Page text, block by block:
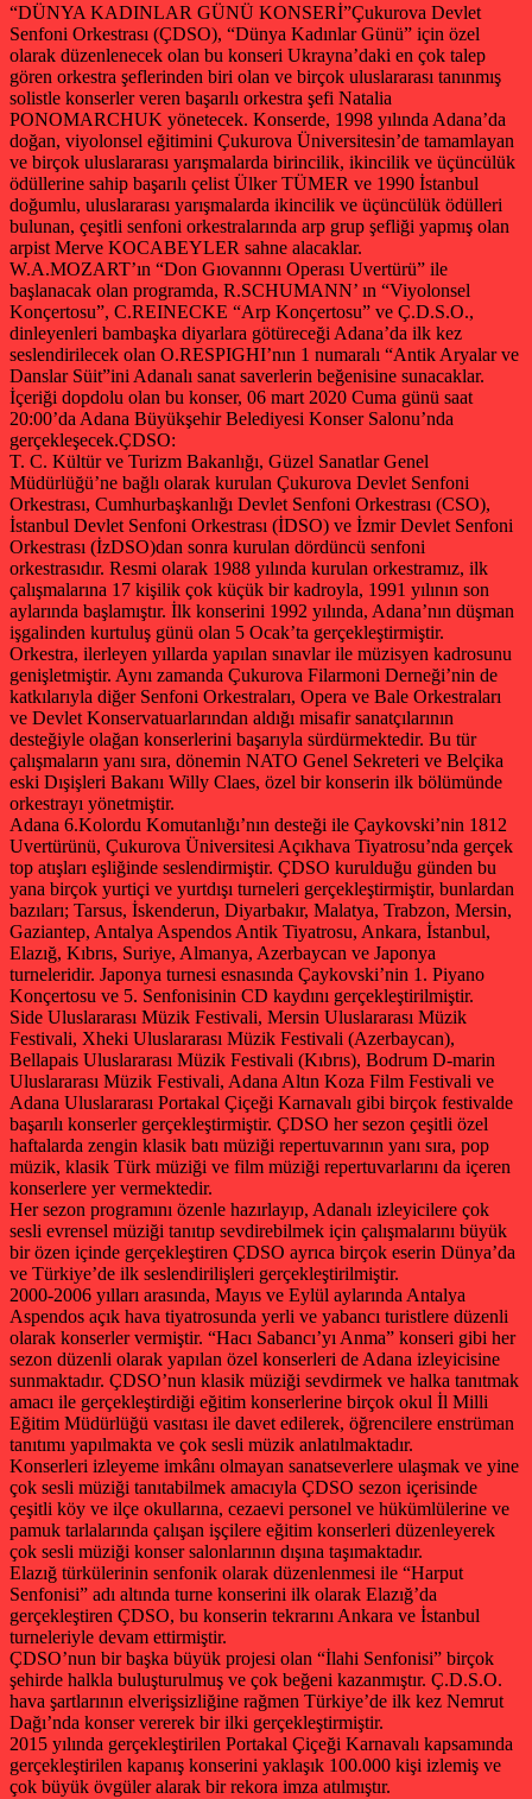
“DÜNYA KADINLAR GÜNÜ KONSERİ”Çukurova Devlet
Senfoni Orkestrası (ÇDSO), “Dünya Kadınlar Günü” için özel
olarak düzenlenecek olan bu konseri Ukrayna’daki en çok talep
gören orkestra şeflerinden biri olan ve birçok uluslararası tanınmış
solistle konserler veren başarılı orkestra şefi Natalia
PONOMARCHUK yönetecek. Konserde, 1998 yılında Adana’da
doğan, viyolonsel eğitimini Çukurova Üniversitesin’de tamamlayan
ve birçok uluslararası yarışmalarda birincilik, ikincilik ve üçüncülük
ödüllerine sahip başarılı çelist Ülker TÜMER ve 1990 İstanbul
doğumlu, uluslararası yarışmalarda ikincilik ve üçüncülük ödülleri
bulunan, çeşitli senfoni orkestralarında arp grup şefliği yapmış olan
arpist Merve KOCABEYLER sahne alacaklar.
W.A.MOZART’ın “Don Gıovannnı Operası Uvertürü” ile
başlanacak olan programda, R.SCHUMANN’ ın “Viyolonsel
Konçertosu”, C.REINECKE “Arp Konçertosu” ve Ç.D.S.O.,
dinleyenleri bambaşka diyarlara götüreceği Adana’da ilk kez
seslendirilecek olan O.RESPIGHI’nın 1 numaralı “Antik Aryalar ve
Danslar Süit”ini Adanalı sanat saverlerin beğenisine sunacaklar.
İçeriği dopdolu olan bu konser, 06 mart 2020 Cuma günü saat
20:00’da Adana Büyükşehir Belediyesi Konser Salonu’nda
gerçekleşecek.ÇDSO:
T. C. Kültür ve Turizm Bakanlığı, Güzel Sanatlar Genel
Müdürlüğü’ne bağlı olarak kurulan Çukurova Devlet Senfoni
Orkestrası, Cumhurbaşkanlığı Devlet Senfoni Orkestrası (CSO),
İstanbul Devlet Senfoni Orkestrası (İDSO) ve İzmir Devlet Senfoni
Orkestrası (İzDSO)dan sonra kurulan dördüncü senfoni
orkestrasıdır. Resmi olarak 1988 yılında kurulan orkestramız, ilk
çalışmalarına 17 kişilik çok küçük bir kadroyla, 1991 yılının son
aylarında başlamıştır. İlk konserini 1992 yılında, Adana’nın düşman
işgalinden kurtuluş günü olan 5 Ocak’ta gerçekleştirmiştir.
Orkestra, ilerleyen yıllarda yapılan sınavlar ile müzisyen kadrosunu
genişletmiştir. Aynı zamanda Çukurova Filarmoni Derneği’nin de
katkılarıyla diğer Senfoni Orkestraları, Opera ve Bale Orkestraları
ve Devlet Konservatuarlarından aldığı misafir sanatçılarının
desteğiyle olağan konserlerini başarıyla sürdürmektedir. Bu tür
çalışmaların yanı sıra, dönemin NATO Genel Sekreteri ve Belçika
eski Dışişleri Bakanı Willy Claes, özel bir konserin ilk bölümünde
orkestrayı yönetmiştir.
Adana 6.Kolordu Komutanlığı’nın desteği ile Çaykovski’nin 1812
Uvertürünü, Çukurova Üniversitesi Açıkhava Tiyatrosu’nda gerçek
top atışları eşliğinde seslendirmiştir. ÇDSO kurulduğu günden bu
yana birçok yurtiçi ve yurtdışı turneleri gerçekleştirmiştir, bunlardan
bazıları; Tarsus, İskenderun, Diyarbakır, Malatya, Trabzon, Mersin,
Gaziantep, Antalya Aspendos Antik Tiyatrosu, Ankara, İstanbul,
Elazığ, Kıbrıs, Suriye, Almanya, Azerbaycan ve Japonya
turneleridir. Japonya turnesi esnasında Çaykovski’nin 1. Piyano
Konçertosu ve 5. Senfonisinin CD kaydını gerçekleştirilmiştir.
Side Uluslararası Müzik Festivali, Mersin Uluslararası Müzik
Festivali, Xheki Uluslararası Müzik Festivali (Azerbaycan),
Bellapais Uluslararası Müzik Festivali (Kıbrıs), Bodrum D-marin
Uluslararası Müzik Festivali, Adana Altın Koza Film Festivali ve
Adana Uluslararası Portakal Çiçeği Karnavalı gibi birçok festivalde
başarılı konserler gerçekleştirmiştir. ÇDSO her sezon çeşitli özel
haftalarda zengin klasik batı müziği repertuvarının yanı sıra, pop
müzik, klasik Türk müziği ve film müziği repertuvarlarını da içeren
konserlere yer vermektedir.
Her sezon programını özenle hazırlayıp, Adanalı izleyicilere çok
sesli evrensel müziği tanıtıp sevdirebilmek için çalışmalarını büyük
bir özen içinde gerçekleştiren ÇDSO ayrıca birçok eserin Dünya’da
ve Türkiye’de ilk seslendirilişleri gerçekleştirilmiştir.
2000-2006 yılları arasında, Mayıs ve Eylül aylarında Antalya
Aspendos açık hava tiyatrosunda yerli ve yabancı turistlere düzenli
olarak konserler vermiştir. “Hacı Sabancı’yı Anma” konseri gibi her
sezon düzenli olarak yapılan özel konserleri de Adana izleyicisine
sunmaktadır. ÇDSO’nun klasik müziği sevdirmek ve halka tanıtmak
amacı ile gerçekleştirdiği eğitim konserlerine birçok okul İl Milli
Eğitim Müdürlüğü vasıtası ile davet edilerek, öğrencilere enstrüman
tanıtımı yapılmakta ve çok sesli müzik anlatılmaktadır.
Konserleri izleyeme imkânı olmayan sanatseverlere ulaşmak ve yine
çok sesli müziği tanıtabilmek amacıyla ÇDSO sezon içerisinde
çeşitli köy ve ilçe okullarına, cezaevi personel ve hükümlülerine ve
pamuk tarlalarında çalışan işçilere eğitim konserleri düzenleyerek
çok sesli müziği konser salonlarının dışına taşımaktadır.
Elazığ türkülerinin senfonik olarak düzenlenmesi ile “Harput
Senfonisi” adı altında turne konserini ilk olarak Elazığ’da
gerçekleştiren ÇDSO, bu konserin tekrarını Ankara ve İstanbul
turneleriyle devam ettirmiştir.
ÇDSO’nun bir başka büyük projesi olan “İlahi Senfonisi” birçok
şehirde halkla buluşturulmuş ve çok beğeni kazanmıştır. Ç.D.S.O.
hava şartlarının elverişsizliğine rağmen Türkiye’de ilk kez Nemrut
Dağı’nda konser vererek bir ilki gerçekleştirmiştir.
2015 yılında gerçekleştirilen Portakal Çiçeği Karnavalı kapsamında
gerçekleştirilen kapanış konserini yaklaşık 100.000 kişi izlemiş ve
çok büyük övgüler alarak bir rekora imza atılmıştır.